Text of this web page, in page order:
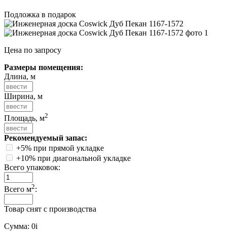
Подложка в подарок
Цена по запросу
Размеры помещения:
Длина, м
Ширина, м
Площадь, м2
Рекомендуемый запас:
+5% при прямой укладке
+10% при диагональной укладке
Всего упаковок:
Всего м2:
Товар снят с производства
Сумма: 0i